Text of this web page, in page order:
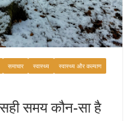
समाचार स्वास्थ्य
स्वास्थ्य और कल्याण
समय कौन-सा है